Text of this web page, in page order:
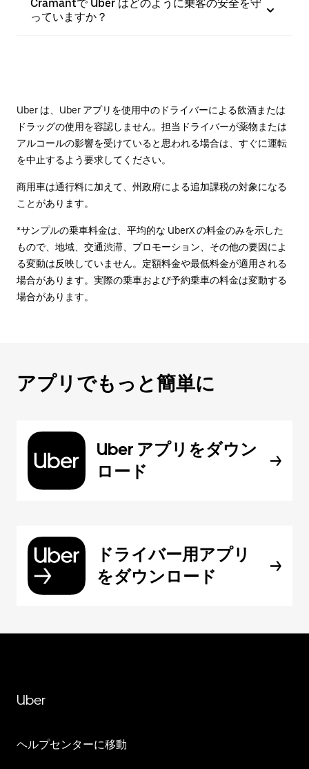
Cramantで Uber はどのように乗客の安全を守
っていますか？
Uber は、Uber アプリを使用中のドライバーによる飲酒または
ドラッグの使用を容認しません。担当ドライバーが薬物または
アルコールの影響を受けていると思われる場合は、すぐに運転
を中止するよう要求してください。
商用車は通行料に加えて、州政府による追加課税の対象になる
ことがあります。
*サンプルの乗車料金は、平均的な UberX の料金のみを示した
もので、地域、交通渋滞、プロモーション、その他の要因によ
る変動は反映していません。定額料金や最低料金が適用される
場合があります。実際の乗車および予約乗車の料金は変動する
場合があります。
アプリでもっと簡単に
Uber アプリをダウン
ロード
ドライバー用アプリ
をダウンロード
Uber
ヘルプセンターに移動